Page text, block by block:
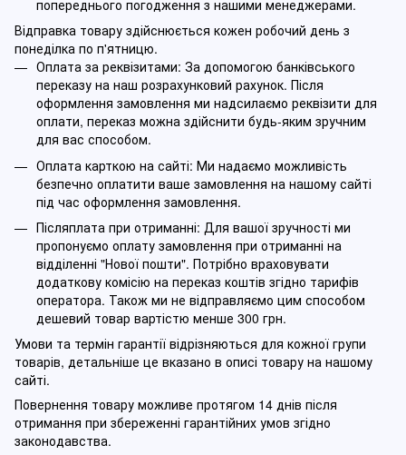
попереднього погодження з нашими менеджерами.
Відправка товару здійснюється кожен робочий день з
понеділка по п'ятницю.
Оплата за реквізитами: За допомогою банківського
переказу на наш розрахунковий рахунок. Після
оформлення замовлення ми надсилаємо реквізити для
оплати, переказ можна здійснити будь-яким зручним
для вас способом.
Оплата карткою на сайті: Ми надаємо можливість
безпечно оплатити ваше замовлення на нашому сайті
під час оформлення замовлення.
Післяплата при отриманні: Для вашої зручності ми
пропонуємо оплату замовлення при отриманні на
відділенні "Нової пошти". Потрібно враховувати
додаткову комісію на переказ коштів згідно тарифів
оператора. Також ми не відправляємо цим способом
дешевий товар вартістю менше 300 грн.
Умови та термін гарантії відрізняються для кожної групи
товарів, детальніше це вказано в описі товару на нашому
сайті.
Повернення товару можливе протягом 14 днів після
отримання при збереженні гарантійних умов згідно
законодавства.